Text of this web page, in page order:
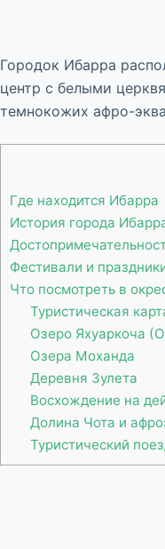
Городок Ибарра
центр с белыми
темнокожих афро-
Где находится Ибарра
История города
Фестивали и
Что посмотреть в
Туристическая
Озеро Яхуаркоча
Озера Моханда
Деревня Зулета
Восхождение на
Долина Чота и
Туристический